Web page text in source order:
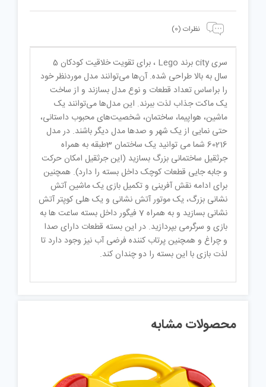
نظرات (0)
سری city برند Lego ، برای تقویت خلاقیت کودکان 5
سال به بالا طراحی شده. آن‌ها می‌توانند مدل موردنظر خود
را براساس تعداد قطعات و نوع مدل بسازند و از ساخت
یک ماکت جذاب لذت ببرند. این مدل‌ها می‌توانند یک
ماشین، هواپیما، ساختمان، شخصیت‌های محبوب داستانی،
حتی نمایی از یک شهر و صدها مدل دیگر باشند. در مدل
60216 شما می توانید یک ساختمان 3طبقه به همراه
جرثقیل ساختمانی بزرگ بسازید (این جرثقیل امکان حرکت
و جابه جایی قطعات کوچک داخل بسته را دارد). همچنین
برای ادامه نقش آفرینی و تکمیل بازی یک ماشین آتش
نشانی بزرگ، یک موتور آتش نشانی و یک هلی کوپتر آتش
نشانی بسازید و به همراه 7 فیگور داخل بسته ساعت ها به
بازی و سرگرمی بپردازید. در این بسته قطعات دارای صدا
و چراغ و همچنین پرتاب کننده فرضی آب نیز وجود دارد تا
لذت بازی با این بسته را دو چندان کند.
محصولات مشابه